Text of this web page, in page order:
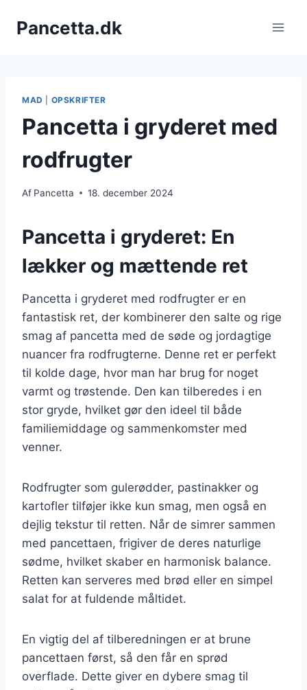
Pancetta.dk
MAD OPSKRIFTER
Pancetta i gryderet med
rodfrugter
Af Pancetta 18. december 2024
Pancetta i gryderet: En
lækker og mættende ret
Pancetta i gryderet med rodfrugter er en
fantastisk ret, der kombinerer den salte og rige
smag af pancetta med de søde og jordagtige
nuancer fra rodfrugterne. Denne ret er perfekt
til kolde dage, hvor man har brug for noget
varmt og trøstende. Den kan tilberedes i en
stor gryde, hvilket gør den ideel til både
familiemiddage og sammenkomster med
venner.
Rodfrugter som gulerødder, pastinakker og
kartofler tilføjer ikke kun smag, men også en
dejlig tekstur til retten. Når de simrer sammen
med pancettaen, frigiver de deres naturlige
sødme, hvilket skaber en harmonisk balance.
Retten kan serveres med brød eller en simpel
salat for at fuldende måltidet.
En vigtig del af tilberedningen er at brune
pancettaen først, så den får en sprød
overflade. Dette giver en dybere smag til